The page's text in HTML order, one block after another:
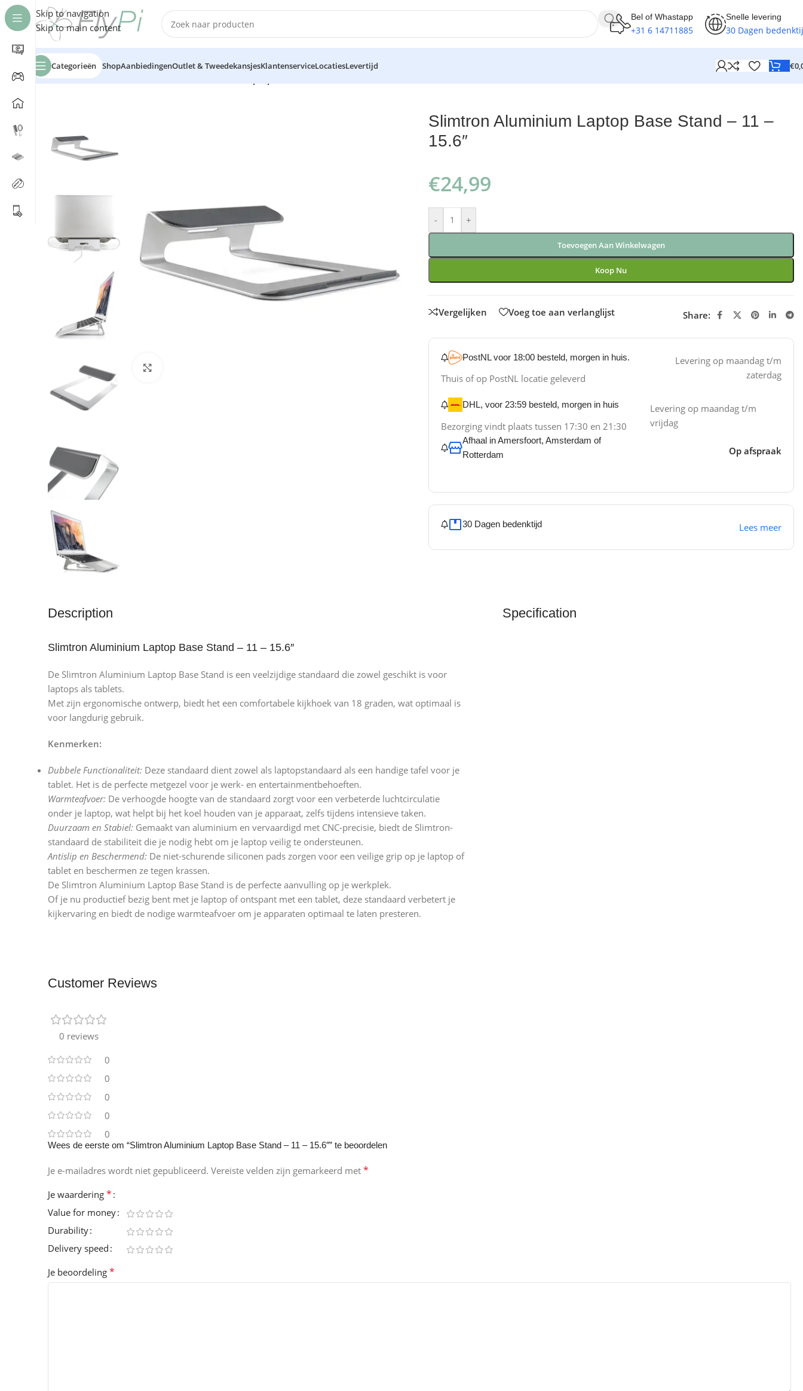
Skip to navigation
Skip to main content
Bel of Whastapp
+31 6 14711885
Snelle levering
30 Dagen
Categorieën ShopAanbiedingenOutlet & TweedekansjesKlantenserviceLocatiesLevertijd €
Home/Telefonie
Slimtron Aluminium Laptop Base Stand – 11 –
15.6″
€24,99
- +
Toevoegen Aan Winkelwagen
Koop Nu
Vergelijken Voeg toe aan verlanglijst Share:
PostNL voor 18:00 besteld, morgen in huis.
Thuis of op PostNL locatie geleverd
Levering op maandag t/m
zaterdag
DHL, voor 23:59 besteld, morgen in huis
Bezorging vindt plaats tussen 17:30 en 21:30
Levering op maandag t/m
vrijdag
Afhaal in Amersfoort, Amsterdam of
Rotterdam
Op afspraak
30 Dagen bedenktijd Lees meer
Description
Slimtron Aluminium Laptop Base Stand – 11 – 15.6″
De Slimtron Aluminium Laptop Base Stand is een veelzijdige standaard die zowel geschikt is voor
laptops als tablets.
Met zijn ergonomische ontwerp, biedt het een comfortabele kijkhoek van 18 graden, wat optimaal is
voor langdurig gebruik.
Kenmerken:
Dubbele Functionaliteit: Deze standaard dient zowel als laptopstandaard als een handige tafel voor je
tablet. Het is de perfecte metgezel voor je werk- en entertainmentbehoeften.
Warmteafvoer: De verhoogde hoogte van de standaard zorgt voor een verbeterde luchtcirculatie
onder je laptop, wat helpt bij het koel houden van je apparaat, zelfs tijdens intensieve taken.
Duurzaam en Stabiel: Gemaakt van aluminium en vervaardigd met CNC-precisie, biedt de Slimtron-
standaard de stabiliteit die je nodig hebt om je laptop veilig te ondersteunen.
Antislip en Beschermend: De niet-schurende siliconen pads zorgen voor een veilige grip op je laptop of
tablet en beschermen ze tegen krassen.
De Slimtron Aluminium Laptop Base Stand is de perfecte aanvulling op je werkplek.
Of je nu productief bezig bent met je laptop of ontspant met een tablet, deze standaard verbetert je
kijkervaring en biedt de nodige warmteafvoer om je apparaten optimaal te laten presteren.
Specification
Customer Reviews
0 reviews
0
0
0
0
0
Wees de eerste om “Slimtron Aluminium Laptop Base Stand – 11 – 15.6″” te beoordelen
Je e-mailadres wordt niet gepubliceerd. Vereiste velden zijn gemarkeerd met *
Je waardering *
Value for money
Durability
Delivery speed
Je beoordeling *